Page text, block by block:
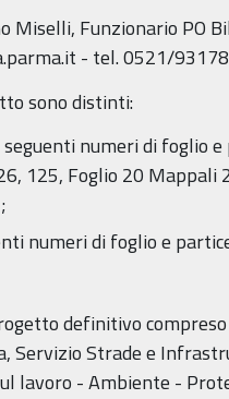
Miselli, Funzionario PO
- tel. 0521/
sono distinti:
numeri di foglio
125, Foglio 20 Mappali
numeri di foglio e
definitivo
Servizio Strade e
- Ambiente -